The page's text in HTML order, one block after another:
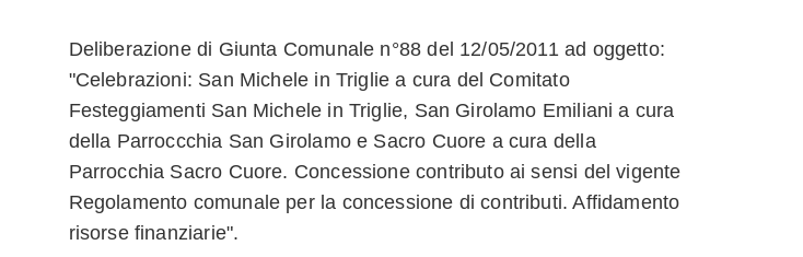
Deliberazione di Giunta Comunale n°88 del 12/05/2011 ad oggetto:
"Celebrazioni: San Michele in Triglie a cura del Comitato
Festeggiamenti San Michele in Triglie, San Girolamo Emiliani a cura
della Parroccchia San Girolamo e Sacro Cuore a cura della
Parrocchia Sacro Cuore. Concessione contributo ai sensi del vigente
Regolamento comunale per la concessione di contributi. Affidamento
risorse finanziarie".